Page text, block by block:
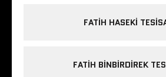
FATIH HASEKI
FATIH BINBIRDIREK